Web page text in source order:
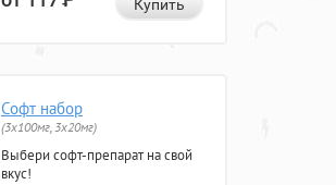
Купить
Софт набор
(3x100мг, 3x20мг)
Выбери софт-препарат на свой
вкус!